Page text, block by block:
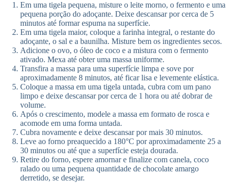
Em uma tigela pequena, misture o leite morno, o fermento e uma
pequena porção do adoçante. Deixe descansar por cerca de 5
minutos até formar espuma na superfície.
Em uma tigela maior, coloque a farinha integral, o restante do
adoçante, o sal e a baunilha. Misture bem os ingredientes secos.
Adicione o ovo, o óleo de coco e a mistura com o fermento
ativado. Mexa até obter uma massa uniforme.
Transfira a massa para uma superfície limpa e sove por
aproximadamente 8 minutos, até ficar lisa e levemente elástica.
Coloque a massa em uma tigela untada, cubra com um pano
limpo e deixe descansar por cerca de 1 hora ou até dobrar de
volume.
Após o crescimento, modele a massa em formato de rosca e
acomode em uma forma untada.
Cubra novamente e deixe descansar por mais 30 minutos.
Leve ao forno preaquecido a 180°C por aproximadamente 25 a
30 minutos ou até que a superfície esteja dourada.
Retire do forno, espere amornar e finalize com canela, coco
ralado ou uma pequena quantidade de chocolate amargo
derretido, se desejar.